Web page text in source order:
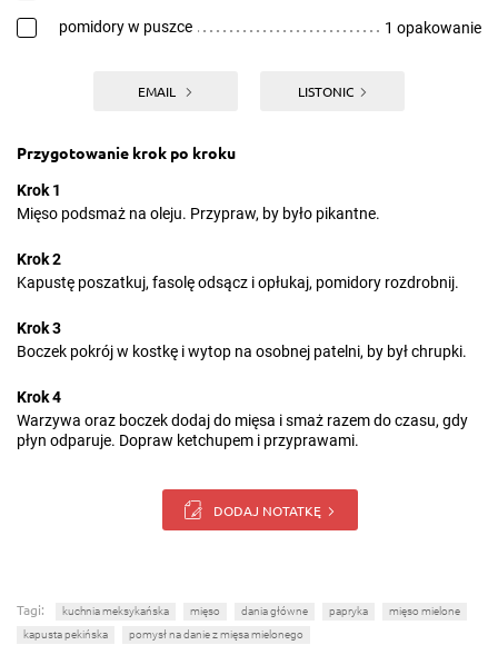
pomidory w puszce 1 opakowanie
EMAIL LISTONIC
Przygotowanie krok po kroku
Krok 1
Mięso podsmaż na oleju. Przypraw, by było pikantne.
Krok 2
Kapustę poszatkuj, fasolę odsącz i opłukaj, pomidory rozdrobnij.
Krok 3
Boczek pokrój w kostkę i wytop na osobnej patelni, by był chrupki.
Krok 4
Warzywa oraz boczek dodaj do mięsa i smaż razem do czasu, gdy
płyn odparuje. Dopraw ketchupem i przyprawami.
DODAJ NOTATKĘ
Tagi: kuchnia meksykańska mięso dania główne papryka
mięso mielone
kapusta pekińska
pomysł na danie z mięsa mielonego